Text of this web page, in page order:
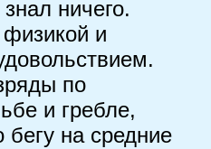
ничего.
и
по
и гребле,
бегу на средние